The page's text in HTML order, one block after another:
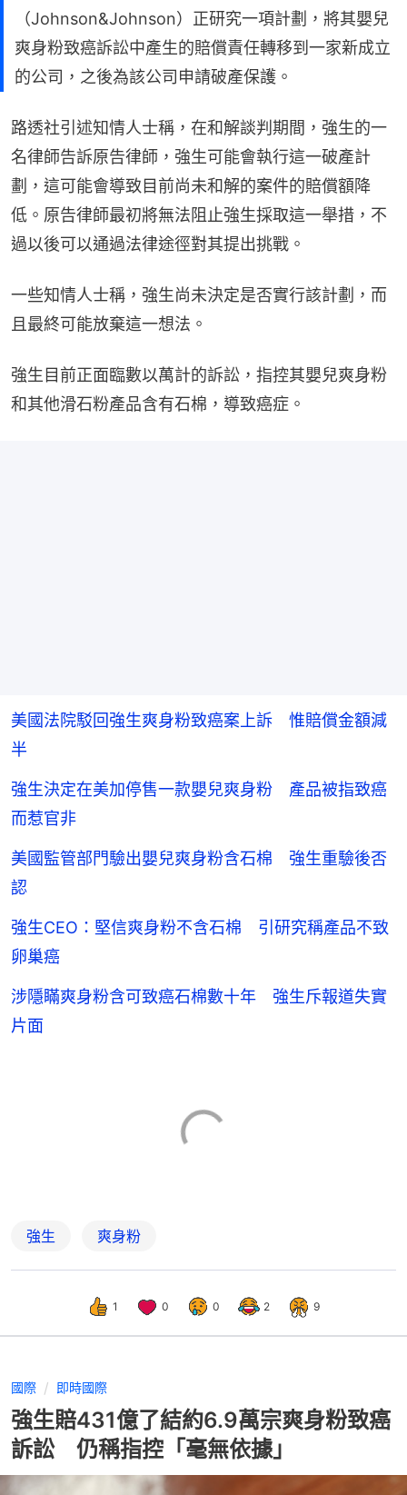
（Johnson&Johnson）正研究一項計劃，將其嬰兒
爽身粉致癌訴訟中產生的賠償責任轉移到一家新成立
的公司，之後為該公司申請破產保護。
路透社引述知情人士稱，在和解談判期間，強生的一
名律師告訴原告律師，強生可能會執行這一破產計
劃，這可能會導致目前尚未和解的案件的賠償額降
低。原告律師最初將無法阻止強生採取這一舉措，不
過以後可以通過法律途徑對其提出挑戰。
一些知情人士稱，強生尚未決定是否實行該計劃，而
且最終可能放棄這一想法。
強生目前正面臨數以萬計的訴訟，指控其嬰兒爽身粉
和其他滑石粉產品含有石棉，導致癌症。
美國法院駁回強生爽身粉致癌案上訴 惟賠償金額減
半
強生決定在美加停售一款嬰兒爽身粉 產品被指致癌
而惹官非
美國監管部門驗出嬰兒爽身粉含石棉 強生重驗後否
認
強生CEO：堅信爽身粉不含石棉 引研究稱產品不致
卵巢癌
涉隱瞞爽身粉含可致癌石棉數十年 強生斥報道失實
片面
強生 爽身粉
1 0 0 2 9
國際 即時國際
強生賠431億了結約6.9萬宗爽身粉致癌
訴訟 仍稱指控「毫無依據」